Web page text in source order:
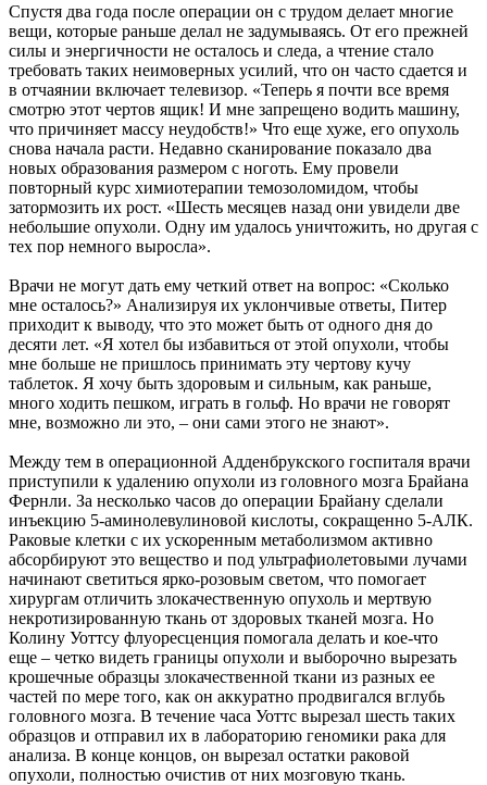
Спустя два года после операции он с трудом делает многие
вещи, которые раньше делал не задумываясь. От его прежней
силы и энергичности не осталось и следа, а чтение стало
требовать таких неимоверных усилий, что он часто сдается и
в отчаянии включает телевизор. «Теперь я почти все время
смотрю этот чертов ящик! И мне запрещено водить машину,
что причиняет массу неудобств!» Что еще хуже, его опухоль
снова начала расти. Недавно сканирование показало два
новых образования размером с ноготь. Ему провели
повторный курс химиотерапии темозоломидом, чтобы
затормозить их рост. «Шесть месяцев назад они увидели две
небольшие опухоли. Одну им удалось уничтожить, но другая с
тех пор немного выросла».
Врачи не могут дать ему четкий ответ на вопрос: «Сколько
мне осталось?» Анализируя их уклончивые ответы, Питер
приходит к выводу, что это может быть от одного дня до
десяти лет. «Я хотел бы избавиться от этой опухоли, чтобы
мне больше не пришлось принимать эту чертову кучу
таблеток. Я хочу быть здоровым и сильным, как раньше,
много ходить пешком, играть в гольф. Но врачи не говорят
мне, возможно ли это, – они сами этого не знают».
Между тем в операционной Адденбрукского госпиталя врачи
приступили к удалению опухоли из головного мозга Брайана
Фернли. За несколько часов до операции Брайану сделали
инъекцию 5-аминолевулиновой кислоты, сокращенно 5-АЛК.
Раковые клетки с их ускоренным метаболизмом активно
абсорбируют это вещество и под ультрафиолетовыми лучами
начинают светиться ярко-розовым светом, что помогает
хирургам отличить злокачественную опухоль и мертвую
некротизированную ткань от здоровых тканей мозга. Но
Колину Уоттсу флуоресценция помогала делать и кое-что
еще – четко видеть границы опухоли и выборочно вырезать
крошечные образцы злокачественной ткани из разных ее
частей по мере того, как он аккуратно продвигался вглубь
головного мозга. В течение часа Уоттс вырезал шесть таких
образцов и отправил их в лабораторию геномики рака для
анализа. В конце концов, он вырезал остатки раковой
опухоли, полностью очистив от них мозговую ткань.